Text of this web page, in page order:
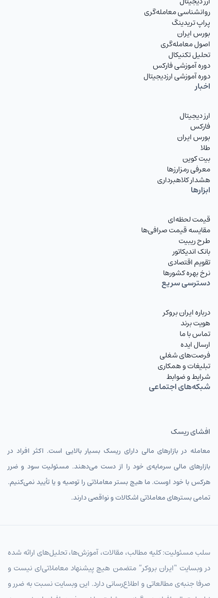
روانشناسی معامله‌گری
پراپ تریدینگ
بورس ایران
اصول معامله‌گری
تحلیل تکنیکال
دوره آموزشی فارکس
دوره آموزشی ارزدیجیتال
اخبار
ارز دیجیتال
فارکس
بورس ایران
طلا
بیت کوین
معرفی رمزارزها
هشدار کلاهبرداری
ابزارها
قیمت لحظه‌ای
مقایسه قیمت صرافی‌ها
طرح ریبیت
بانک اندیکاتور
تقویم اقتصادی
نرخ بهره کشورها
دسترسی سریع
درباره ایران بروکر
هویت برند
تماس با ما
ارسال ایده
فرصت‌های شغلی
تبلیغات و همکاری
شرایط و ضوابط
شبکه‌های اجتماعی
افشای ریسک
معامله در بازارهای مالی دارای ریسک بسیار بالایی است. اکثر افراد در
بازارهای مالی سرمایه‌ی خود را از دست می‌دهند. مسئولیت سود و ضرر
هرکس با خود اوست. ما هیچ بستر معاملاتی را توصیه و یا تأیید نمی‌کنیم.
تمامی بسترهای معاملاتی اشکالات و نواقصی دارند.
سلب مسئولیت: کلیه مطالب، مقالات، آموزش‌ها، تحلیل‌های ارائه شده
در وبسایت “ایران بروکر” متضمن هیچ پیشنهاد معاملاتی‌ای نیست و
صرفا جنبه‌ی مطالعاتی و اطلاع‌رسانی دارد. این وبسایت نسبت به ضرر و